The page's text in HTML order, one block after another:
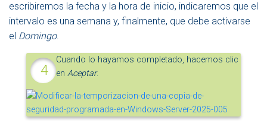
escribiremos la fecha y la hora de inicio, indicaremos que el
intervalo es una semana y, finalmente, que debe activarse
el Domingo.
Cuando lo hayamos completado, hacemos clic
enAceptar.